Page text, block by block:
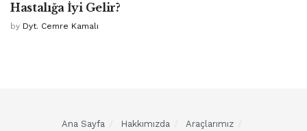
Hastalığa İyi Gelir?
by Dyt. Cemre Kamalı
Ana Sayfa Hakkımızda Araçlarımız